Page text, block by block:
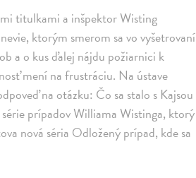
titulkami a inšpektor Wisting
ktorým smerom sa vo vyšetrovaní
a o kus ďalej nájdu požiarnici k
mení na frustráciu. Na ústave
na otázku: Čo sa stalo s Kajsou
prípadov Williama Wistinga, ktorý
nová séria Odložený prípad, kde sa